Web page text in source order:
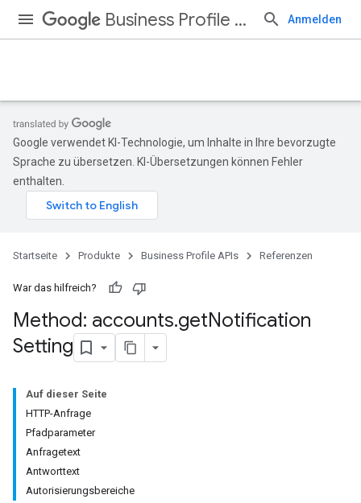
Business Profile APIs Anmelden
Google verwendet KI-Technologie, um Inhalte in Ihre bevorzugte
Sprache zu übersetzen. KI-Übersetzungen können Fehler
enthalten.
Startseite Produkte Business Profile APIs Referenzen
War das hilfreich?
Method: accounts.getNotification
Setting
Auf dieser Seite
HTTP-Anfrage
Pfadparameter
Anfragetext
Antworttext
Autorisierungsbereiche